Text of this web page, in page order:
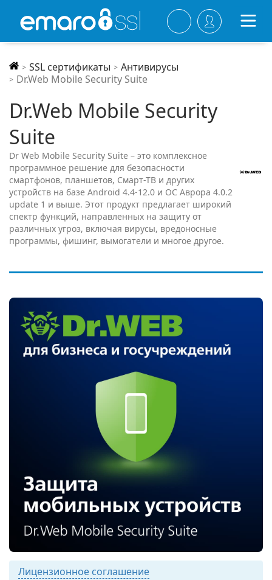
> SSL сертификаты > Антивирусы
> Dr.Web Mobile Security Suite
Dr.Web Mobile Security
Suite
Dr Web Mobile Security Suite – это комплексное
программное решение для безопасности
смартфонов, планшетов, Смарт-ТВ и других
устройств на базе Android 4.4-12.0 и ОС Аврора 4.0.2
update 1 и выше. Этот продукт предлагает широкий
спектр функций, направленных на защиту от
различных угроз, включая вирусы, вредоносные
программы, фишинг, вымогатели и многое другое.
Лицензионное соглашение